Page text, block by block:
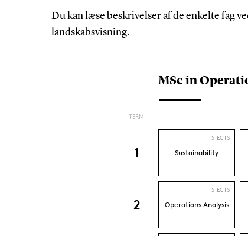
Du kan læse beskrivelser af de enkelte fag
landskabsvisning.